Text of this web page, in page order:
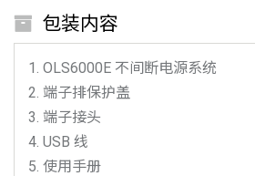
包装内容
OLS6000E 不间断电源系统
端子排保护盖
端子接头
USB 线
使用手册